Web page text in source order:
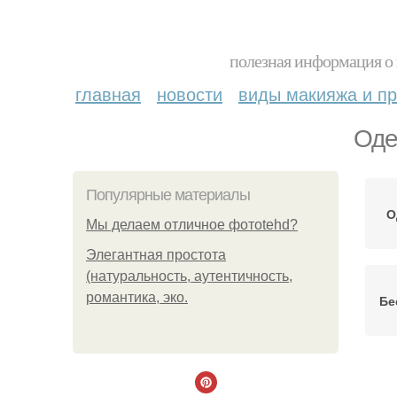
полезная информация
главная новости виды макияжа и
Популярные материалы
Мы делаем отличное фотоtehd?
Элегантная простота
(натуральность, аутентичность,
романтика, эко.